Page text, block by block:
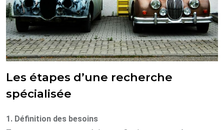
Les étapes d’une recherche
spécialisée
1. Définition des besoins